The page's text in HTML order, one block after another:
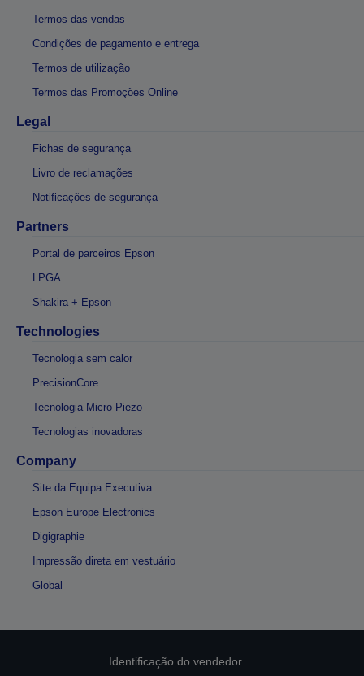
Termos das vendas
Condições de pagamento e entrega
Termos de utilização
Termos das Promoções Online
Legal
Fichas de segurança
Livro de reclamações
Notificações de segurança
Partners
Portal de parceiros Epson
LPGA
Shakira + Epson
Technologies
Tecnologia sem calor
PrecisionCore
Tecnologia Micro Piezo
Tecnologias inovadoras
Company
Site da Equipa Executiva
Epson Europe Electronics
Digigraphie
Impressão direta em vestuário
Global
Identificação do vendedor